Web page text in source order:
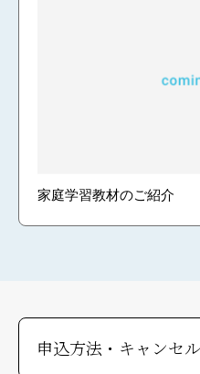
家庭学習教材のご紹介
申込方法・キャンセ